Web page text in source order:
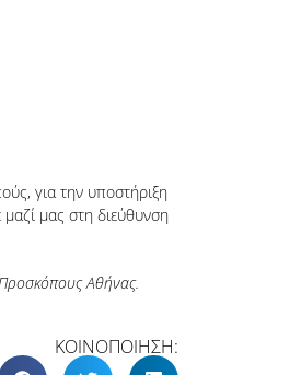
για την υποστήριξη
μας στη διεύθυνση
Αθήνας.
ΚΟΙΝΟΠΟΙΗΣΗ: